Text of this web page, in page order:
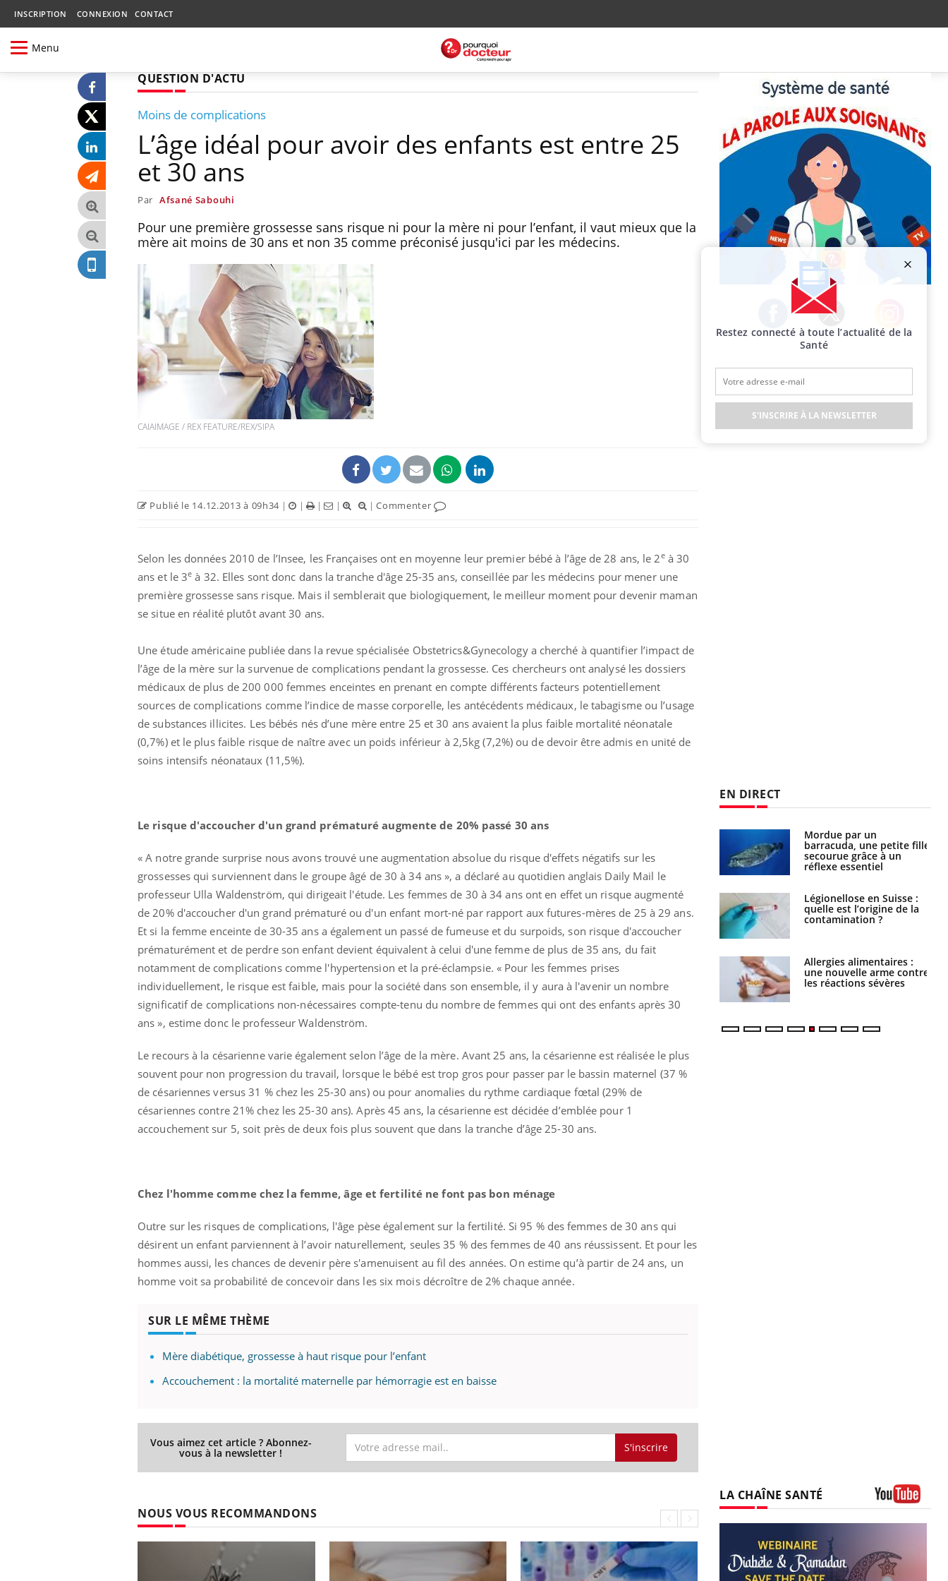
INSCRIPTION CONNEXION CONTACT
Menu
QUESTION D'ACTU
Moins de complications
L’âge idéal pour avoir des enfants est entre 25
et 30 ans
Par Afsané Sabouhi
Pour une première grossesse sans risque ni pour la mère ni pour l’enfant, il vaut mieux que la
mère ait moins de 30 ans et non 35 comme préconisé jusqu'ici par les médecins.
CAIAIMAGE / REX FEATURE/REX/SIPA
Publié le 14.12.2013 à 09h34 | | | | |Commenter
Selon les données 2010 de l’Insee, les Françaises ont en moyenne leur premier bébé à l’âge de 28 ans, le 2eà 30
ans et le 3e à 32. Elles sont donc dans la tranche d'âge 25-35 ans, conseillée par les médecins pour mener une
première grossesse sans risque. Mais il semblerait que biologiquement, le meilleur moment pour devenir maman
se situe en réalité plutôt avant 30 ans.
Une étude américaine publiée dans la revue spécialisée Obstetrics&Gynecology a cherché à quantifier l’impact de
l’âge de la mère sur la survenue de complications pendant la grossesse. Ces chercheurs ont analysé les dossiers
médicaux de plus de 200 000 femmes enceintes en prenant en compte différents facteurs potentiellement
sources de complications comme l’indice de masse corporelle, les antécédents médicaux, le tabagisme ou l’usage
de substances illicites. Les bébés nés d’une mère entre 25 et 30 ans avaient la plus faible mortalité néonatale
(0,7%) et le plus faible risque de naître avec un poids inférieur à 2,5kg (7,2%) ou de devoir être admis en unité de
soins intensifs néonataux (11,5%).
Le risque d'accoucher d'un grand prématuré augmente de 20% passé 30 ans
« A notre grande surprise nous avons trouvé une augmentation absolue du risque d'effets négatifs sur les
grossesses qui surviennent dans le groupe âgé de 30 à 34 ans », a déclaré au quotidien anglais Daily Mail le
professeur Ulla Waldenström, qui dirigeait l'étude. Les femmes de 30 à 34 ans ont en effet un risque augmenté
de 20% d'accoucher d'un grand prématuré ou d'un enfant mort-né par rapport aux futures-mères de 25 à 29 ans.
Et si la femme enceinte de 30-35 ans a également un passé de fumeuse et du surpoids, son risque d'accoucher
prématurément et de perdre son enfant devient équivalent à celui d'une femme de plus de 35 ans, du fait
notamment de complications comme l'hypertension et la pré-éclampsie. « Pour les femmes prises
individuellement, le risque est faible, mais pour la société dans son ensemble, il y aura à l'avenir un nombre
significatif de complications non-nécessaires compte-tenu du nombre de femmes qui ont des enfants après 30
ans », estime donc le professeur Waldenström.
Le recours à la césarienne varie également selon l’âge de la mère. Avant 25 ans, la césarienne est réalisée le plus
souvent pour non progression du travail, lorsque le bébé est trop gros pour passer par le bassin maternel (37 %
de césariennes versus 31 % chez les 25-30 ans) ou pour anomalies du rythme cardiaque fœtal (29% de
césariennes contre 21% chez les 25-30 ans). Après 45 ans, la césarienne est décidée d’emblée pour 1
accouchement sur 5, soit près de deux fois plus souvent que dans la tranche d’âge 25-30 ans.
Chez l'homme comme chez la femme, âge et fertilité ne font pas bon ménage
Outre sur les risques de complications, l'âge pèse également sur la fertilité. Si 95 % des femmes de 30 ans qui
désirent un enfant parviennent à l’avoir naturellement, seules 35 % des femmes de 40 ans réussissent. Et pour les
hommes aussi, les chances de devenir père s'amenuisent au fil des années. On estime qu’à partir de 24 ans, un
homme voit sa probabilité de concevoir dans les six mois décroître de 2% chaque année.
SUR LE MÊME THÈME
Mère diabétique, grossesse à haut risque pour l’enfant
Accouchement : la mortalité maternelle par hémorragie est en baisse
Vous aimez cet article ? Abonnez-
vous à la newsletter ! S'inscrire
NOUS VOUS RECOMMANDONS
Facebook Twitter Instagram
EN DIRECT
Fortes chaleurs :
noyade grimpe-t-il ?
Le Viagra pourrait-il
freiner la propagation du
cancer ?
Pourquoi manger moins
de protéines pourrait
finalement être bénéfique
Grossesse et chaleur : ce
Le smartphone nuit-il à
l'apprentissage de la
lecture ?
Mordue par une tique en
vacances, elle reste dans
le coma pendant 42 jours
secourue grâce à un
réflexe essentiel
Légionellose en Suisse :
quelle est l’origine de la
contamination ?
Allergies alimentaires :
une nouvelle arme contre
les réactions sévères
Comment gérer le
sommeil des enfants en
vacances ?
Bilan prévention : ce que
les kinés pourront
bientôt faire
TDAH : quel est ce
traitement autorisé aux
États-Unis ?
LA CHAÎNE SANTÉ
Restez connecté à toute l’actualité de la
Santé
S'INSCRIRE À LA NEWSLETTER